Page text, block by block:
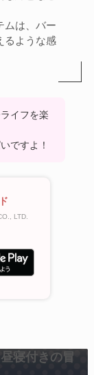
ムは、バー
るような感
イフを楽
ですよ！
LTD.
寝付きの冒